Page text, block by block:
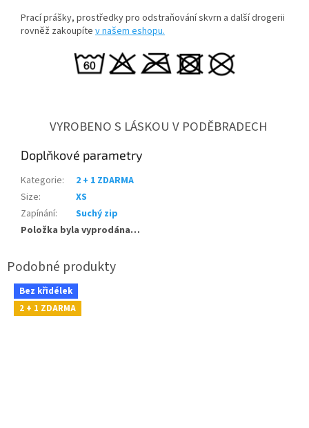
Prací prášky, prostředky pro odstraňování skvrn a další drogerii
rovněž zakoupíte v našem eshopu.
VYROBENO S LÁSKOU V PODĚBRADECH
Doplňkové parametry
Kategorie:
2 + 1 ZDARMA
Size:
XS
Zapínání:
Suchý zip
Položka byla vyprodána…
Bez křidélek
2 + 1 ZDARMA